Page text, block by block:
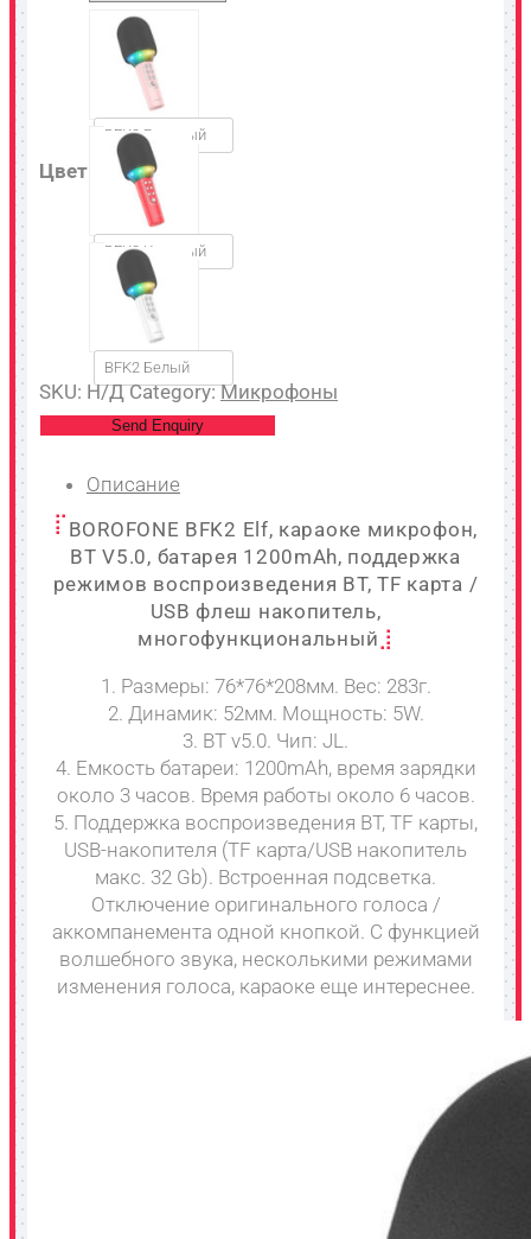
Цвет
BFK2 Розовый
BFK2 Красный
BFK2 Белый
SKU: Н/ДCategory: Микрофоны
Send Enquiry
Описание
BOROFONE BFK2 Elf, караоке микрофон,
BT V5.0, батарея 1200mAh, поддержка
режимов воспроизведения BT, TF карта /
USB флеш накопитель,
многофункциональный
1. Размеры: 76*76*208мм. Вес: 283г.
2. Динамик: 52мм. Мощность: 5W.
3. BT v5.0. Чип: JL.
4. Емкость батареи: 1200mAh, время зарядки
около 3 часов. Время работы около 6 часов.
5. Поддержка воспроизведения BT, TF карты,
USB-накопителя (TF карта/USB накопитель
макс. 32 Gb). Встроенная подсветка.
Отключение оригинального голоса /
аккомпанемента одной кнопкой. С функцией
волшебного звука, несколькими режимами
изменения голоса, караоке еще интереснее.